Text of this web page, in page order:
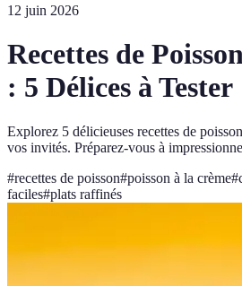
12 juin 2026
Recettes de
: 5 Délices à Tester
Explorez 5 délicieuses recettes de
vos invités. Préparez-vous à
#recettes de poisson#poisson à la crème#
faciles#plats raffinés